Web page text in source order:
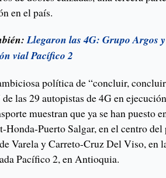
en el país.
Llegaron las 4G: Grupo Argos
vial Pacífico 2
política de “concluir,
las 29 autopistas de 4G en
muestran que ya se han puesto
Honda-Puerto Salgar, en el centro
Varela y Carreto-Cruz Del Viso, en
Pacífico 2, en Antioquia.